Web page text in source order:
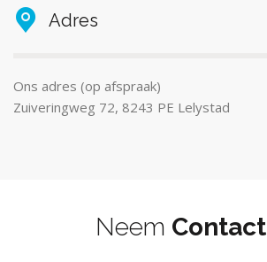
Adres
Ons adres (op afspraak)
Zuiveringweg 72, 8243 PE Lelystad
Neem Contact